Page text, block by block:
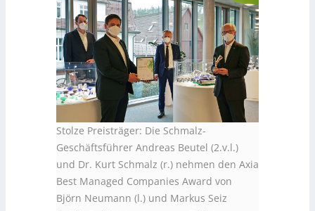
Stolze Preisträger: Die Schmalz-
Geschäftsführer Andreas Beutel (2.v.l.)
und Dr. Kurt Schmalz (r.) nehmen den Axia
Best Managed Companies Award von
Björn Neumann (l.) und Markus Seiz